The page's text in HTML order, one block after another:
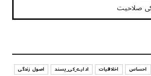
کی صلاحیت
کو مؤثر طریقے سے منظم کر رہے ہیں
احساس اخلاقیات ادارے_کی_پسند
اصول زندگی